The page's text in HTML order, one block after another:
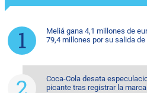
Meliá gana 4,1 millones de
79,4 millones por su salida de
Coca-Cola desata
picante tras registrar la marca